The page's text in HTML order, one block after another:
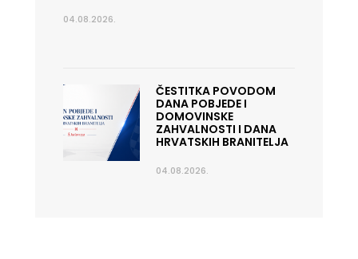
04.08.2026.
ČESTITKA POVODOM
DANA POBJEDE I
DOMOVINSKE
ZAHVALNOSTI I DANA
HRVATSKIH BRANITELJA
04.08.2026.